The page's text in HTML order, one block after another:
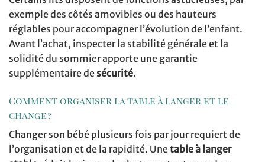
exemple des côtés amovibles ou des hauteurs
réglables pour accompagner l’évolution de l’enfant.
Avant l’achat, inspecter la stabilité générale et la
solidité du sommier apporte une garantie
supplémentaire de sécurité.
Comment organiser la table à langer et le
change ?
Changer son bébé plusieurs fois par jour requiert de
l’organisation et de la rapidité. Unetable à langer